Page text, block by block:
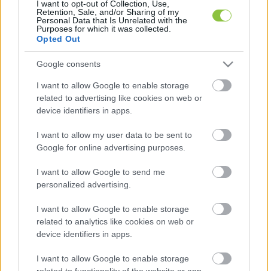
I want to opt-out of Collection, Use,
Retention, Sale, and/or Sharing of my
Personal Data that Is Unrelated with the
Purposes for which it was collected.
Opted Out
Google consents
I want to allow Google to enable storage
related to advertising like cookies on web or
device identifiers in apps.
I want to allow my user data to be sent to
Google for online advertising purposes.
I want to allow Google to send me
personalized advertising.
I want to allow Google to enable storage
related to analytics like cookies on web or
device identifiers in apps.
I want to allow Google to enable storage
belül. A pénztárgépes emberem pedig azt, hogy
az enyém a negyedik kocsma, ami pár héten
belül bezárt a környéken” – kezdi Gémes Balázs.
„Pannonhalmán a 2000-es években még 22
kocsma volt, mostanra csak páran maradtunk, és
most már bezártam én is. Nem is értem, mi ez.
Jó helyen vagyok, benn a központban,
kidolgoztam a belem, szívvel-lélekkel csináltam,
szerveztem bulikat, és ez még a Dunántúlon
belül is egy jó település, még turizmus is van. És
mégis.”